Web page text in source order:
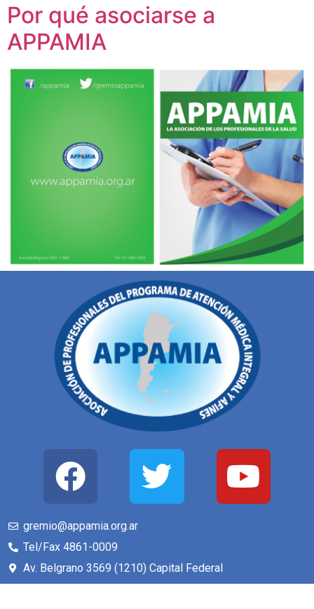
Por qué asociarse a
APPAMIA
gremio@appamia.org.ar
Tel/Fax 4861-0009
Av. Belgrano 3569 (1210) Capital Federal